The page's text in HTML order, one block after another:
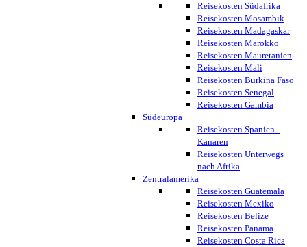
Reisekosten Südafrika
Reisekosten Mosambik
Reisekosten Madagaskar
Reisekosten Marokko
Reisekosten Mauretanien
Reisekosten Mali
Reisekosten Burkina Faso
Reisekosten Senegal
Reisekosten Gambia
Südeuropa
Reisekosten Spanien -
Kanaren
Reisekosten Unterwegs
nach Afrika
Zentralamerika
Reisekosten Guatemala
Reisekosten Mexiko
Reisekosten Belize
Reisekosten Panama
Reisekosten Costa Rica